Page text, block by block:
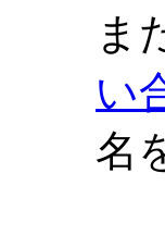
ま
い
名